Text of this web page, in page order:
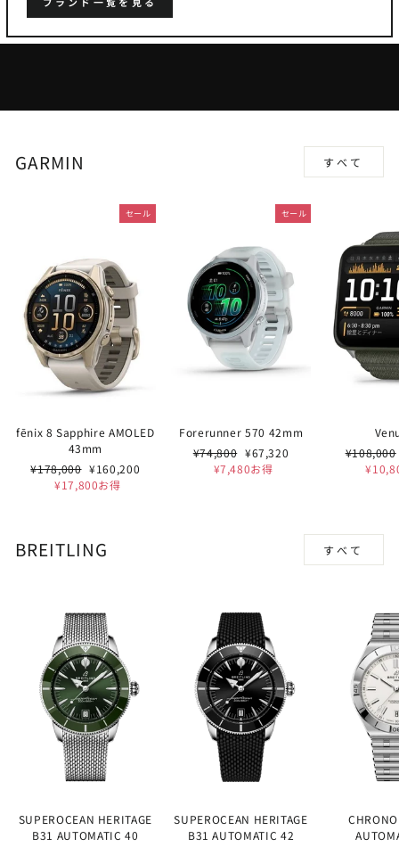
GARMIN すべて
セール
fēnix 8 Sapphire AMOLED
43mm
通
¥178,000 セ
ー
¥160,200
¥17,800お得
セール
Forerunner 570 42mm
通
¥74,800 セ
ー
¥67,320
¥7,480お得
通
¥108,000
BREITLING すべて
SUPEROCEAN HERITAGE
B31 AUTOMATIC 40
SUPEROCEAN HERITAGE
B31 AUTOMATIC 42